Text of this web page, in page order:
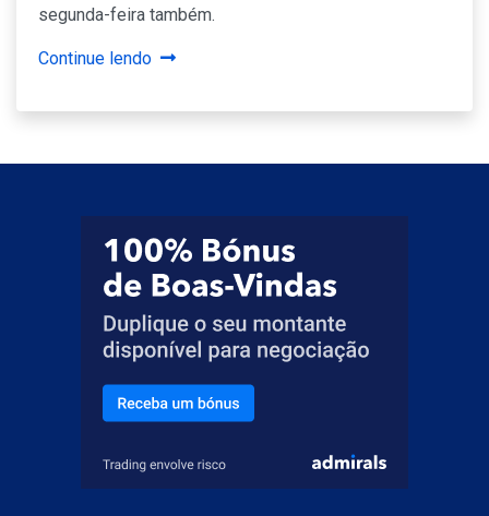
segunda-feira também.
Continue lendo